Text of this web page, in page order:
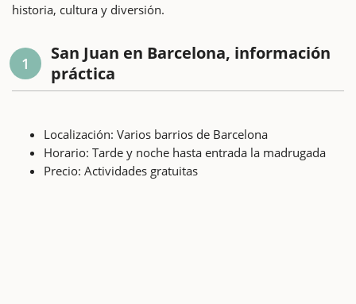
historia, cultura y diversión.
1
San Juan en Barcelona, información
práctica
Localización: Varios barrios de Barcelona
Horario: Tarde y noche hasta entrada la madrugada
Precio: Actividades gratuitas